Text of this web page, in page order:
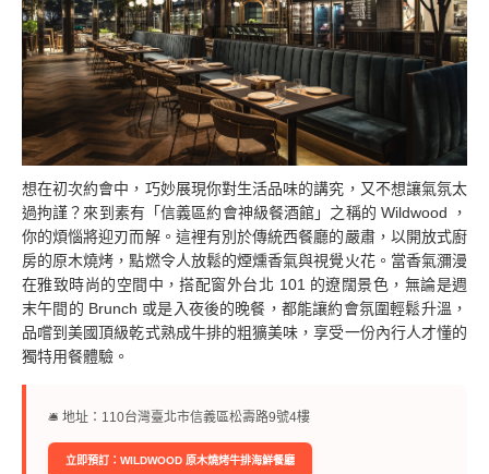
想在初次約會中，巧妙展現你對生活品味的講究，又不想讓氣氛太
過拘謹？來到素有「信義區約會神級餐酒館」之稱的 Wildwood ，
你的煩惱將迎刃而解。這裡有別於傳統西餐廳的嚴肅，以開放式廚
房的原木燒烤，點燃令人放鬆的煙燻香氣與視覺火花。當香氣瀰漫
在雅致時尚的空間中，搭配窗外台北 101 的遼闊景色，無論是週
末午間的 Brunch 或是入夜後的晚餐，都能讓約會氛圍輕鬆升溫，
品嚐到美國頂級乾式熟成牛排的粗獷美味，享受一份內行人才懂的
獨特用餐體驗。
🛎︎ 地址：110台灣臺北市信義區松壽路9號4樓
立即預訂：WILDWOOD 原木燒烤牛排海鮮餐廳